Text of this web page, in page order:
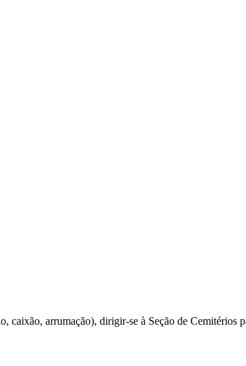
caixão, arrumação), dirigir-se à Seção de Cemitérios